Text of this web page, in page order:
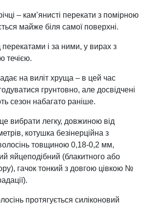
– кам’янисті перекати з помірною
майже біля самої поверхні.
перекатами і за ними, у вирах з
течією.
на виліт хруща – в цей час
грунтовно, але досвідчені
сезон набагато раніше.
вибрати легку, довжиною від
котушка безінерційна з
товщиною 0,18-0,2 мм,
яйцеподібний (блакитного або
гачок тонкий з довгою цівкою №
протягується силіконовий